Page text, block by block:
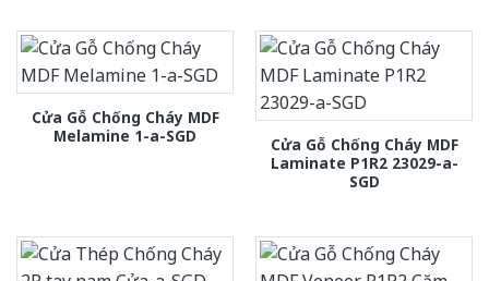
Cửa Gỗ Chống Cháy MDF
Melamine 1-a-SGD
Cửa Gỗ Chống Cháy MDF
Laminate P1R2 23029-a-
SGD